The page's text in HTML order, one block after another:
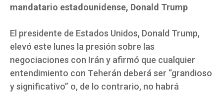
mandatario estadounidense, Donald Trump
El presidente de Estados Unidos, Donald Trump,
elevó este lunes la presión sobre las
negociaciones con Irán y afirmó que cualquier
entendimiento con Teherán deberá ser “grandioso
y significativo” o, de lo contrario, no habrá